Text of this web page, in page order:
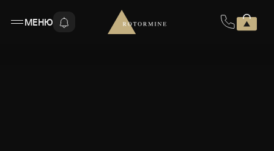
МЕНЮ